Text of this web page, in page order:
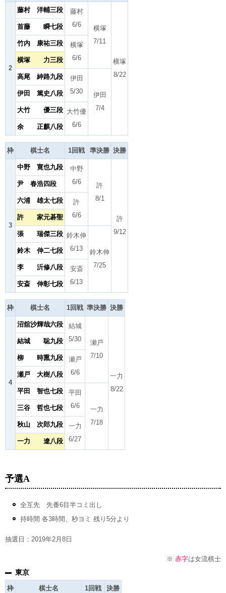
2
藤村 洋輔三段
藤村
6/6
横塚
7/11
横塚
8/22
首藤 瞬七段
竹内 康祐三段
横塚
6/6
横塚 力三段
高尾 紳路九段
伊田
5/30
伊田
7/4
伊田 篤史八段
大竹 優三段 大竹優
6/6
余 正麒八段
枠 棋士名 1回戦 準決勝 決勝
3
中野 寛也九段
中野
6/6
許
8/1
許
9/12
尹 春浩四段
六浦 雄太七段
許
6/6
許 家元碁聖
張 瑞傑三段 鈴木伸
6/13
鈴木伸
7/25
鈴木 伸二七段
李 沂修八段
安斎
6/13
安斎 伸彰七段
枠 棋士名 1回戦 準決勝 決勝
4
沼舘沙輝哉六段
結城
5/30
瀬戸
7/10
一力
8/22
結城 聡九段
柳 時熏九段
瀬戸
6/6
瀬戸 大樹八段
平田 智也七段
平田
6/6
一力
7/18
三谷 哲也七段
秋山 次郎九段
一力
6/27
一力 遼八段
予選A
全互先 先番6目半コミ出し
持時間 各3時間、秒ヨミ 残り5分より
抽選日：2019年2月8日
※ 赤字は女流棋士
東京
枠 棋士名 1回戦 決勝